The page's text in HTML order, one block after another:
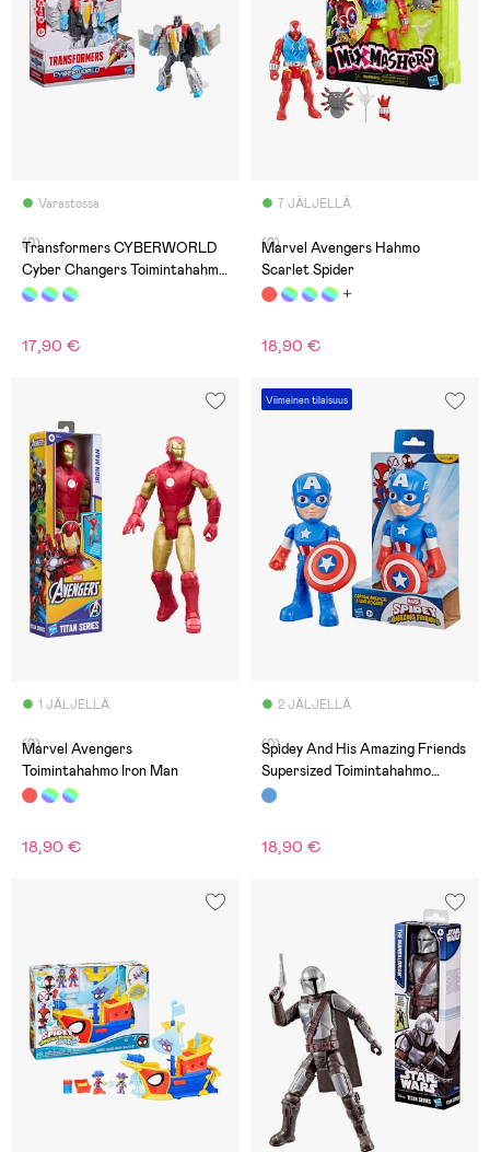
Varastossa
(0)
Transformers CYBERWORLD
Cyber Changers Toimintahahmo
Starscream 10 cm
17,90 €
7 JÄLJELLÄ
(0)
Marvel Avengers Hahmo
Scarlet Spider
18,90 €
1 JÄLJELLÄ
(0)
Marvel Avengers
Toimintahahmo Iron Man
18,90 €
Viimeinen tilaisuus
2 JÄLJELLÄ
(0)
Spidey And His Amazing Friends
Supersized Toimintahahmo
Captain America: Steve Rogers
18,90 €